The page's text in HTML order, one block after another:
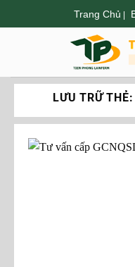
đến
Trang Chủ |
LƯU TRỮ